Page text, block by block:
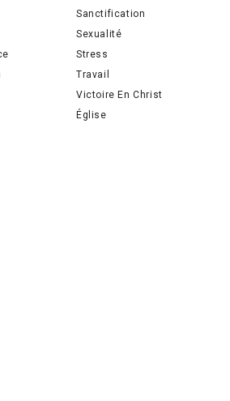
Sanctification
Sexualité
Stress
Travail
Victoire En Christ
Église